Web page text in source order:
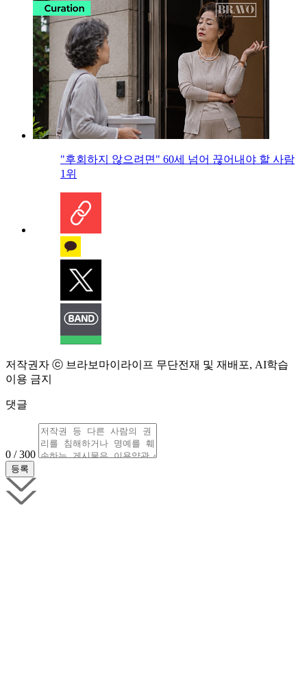
"후회하지 않으려면" 60세 넘어 끊어내야 할 사람
1위
저작권자 ⓒ 브라보마이라이프 무단전재 및 재배포, AI학습
이용 금지
댓글
0 / 300